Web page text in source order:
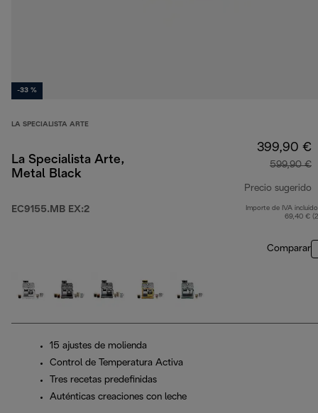
-33 %
LA SPECIALISTA ARTE
La Specialista Arte,
Metal Black
EC9155.MB EX:2
399,90 €
599,90 €
Precio sugerido
Importe de IVA
69,40 €
Comparar
15 ajustes de molienda
Control de Temperatura Activa
Tres recetas predefinidas
Auténticas creaciones con leche